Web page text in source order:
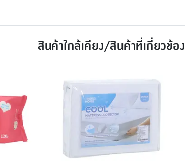
สินค้าใกล้เคียง/สินค้าที่เกี่ยวข้อง